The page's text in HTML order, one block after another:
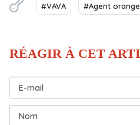
#VAVA #Agent orange